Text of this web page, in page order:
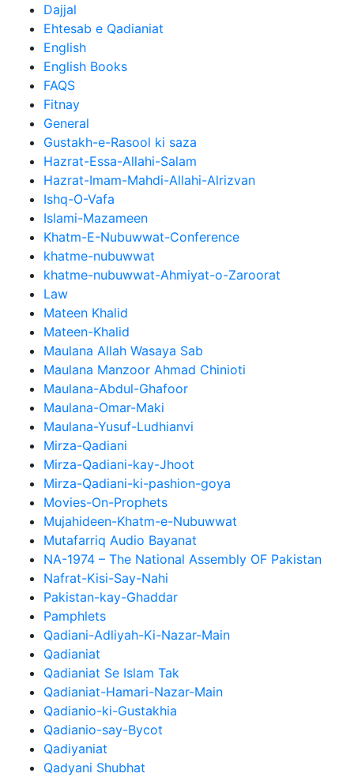
Dajjal
Ehtesab e Qadianiat
English
English Books
FAQS
Fitnay
General
Gustakh-e-Rasool ki saza
Hazrat-Essa-Allahi-Salam
Hazrat-Imam-Mahdi-Allahi-Alrizvan
Ishq-O-Vafa
Islami-Mazameen
Khatm-E-Nubuwwat-Conference
khatme-nubuwwat
khatme-nubuwwat-Ahmiyat-o-Zaroorat
Law
Mateen Khalid
Mateen-Khalid
Maulana Allah Wasaya Sab
Maulana Manzoor Ahmad Chinioti
Maulana-Abdul-Ghafoor
Maulana-Omar-Maki
Maulana-Yusuf-Ludhianvi
Mirza-Qadiani
Mirza-Qadiani-kay-Jhoot
Mirza-Qadiani-ki-pashion-goya
Movies-On-Prophets
Mujahideen-Khatm-e-Nubuwwat
Mutafarriq Audio Bayanat
NA-1974 – The National Assembly OF Pakistan
Nafrat-Kisi-Say-Nahi
Pakistan-kay-Ghaddar
Pamphlets
Qadiani-Adliyah-Ki-Nazar-Main
Qadianiat
Qadianiat Se Islam Tak
Qadianiat-Hamari-Nazar-Main
Qadianio-ki-Gustakhia
Qadianio-say-Bycot
Qadiyaniat
Qadyani Shubhat